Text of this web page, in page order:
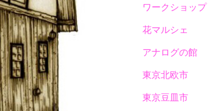
ワークショップ
花マルシェ
アナログの館
東京北欧市
東京豆皿市